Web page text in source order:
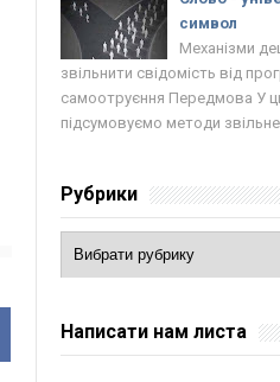
символ
Механізми
звільнити свідомість від
самоотруєння Передмова У
підсумовуємо методи
Рубрики
Написати нам листа